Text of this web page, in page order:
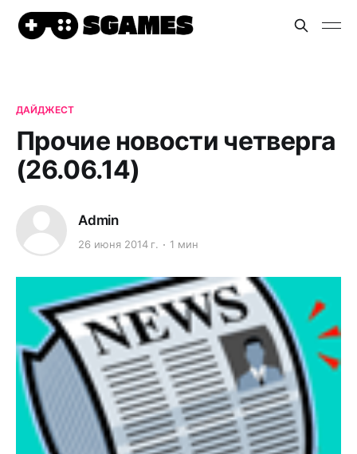
ДАЙДЖЕСТ
Прочие новости четверга
(26.06.14)
Admin
26 июня 2014 г. 1 мин